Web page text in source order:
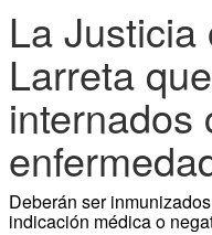
La Justicia
Larreta
internados
Deberán ser
indicación médica o